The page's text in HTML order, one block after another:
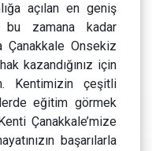
açılan en geniş
bu zamana kadar
Çanakkale Onsekiz
kazandığınız için
Kentimizin çeşitli
eğitim görmek
Çanakkale’mize
başarılarla